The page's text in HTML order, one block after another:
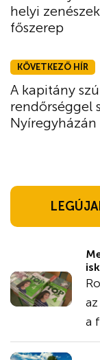
helyi
főszerep
KÖVETKEZŐ HÍR
A kapitány
rendőrséggel
Nyíregyházán
a